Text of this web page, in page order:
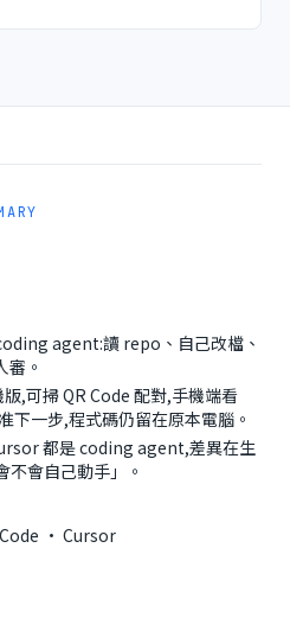
agent:讀 repo、自己改檔、
審。
,可掃 QR Code 配對,手機端看
下一步,程式碼仍留在原本電腦。
都是 coding agent,差異在生
不會自己動手」。
· Cursor